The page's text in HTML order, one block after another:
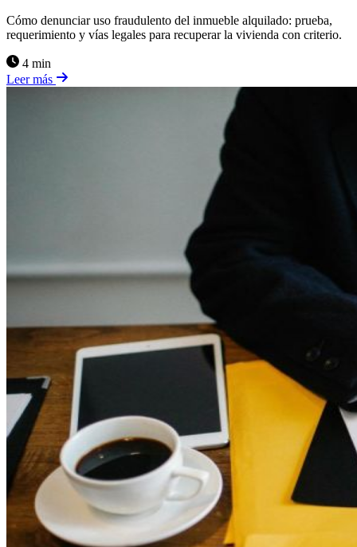
Cómo denunciar uso fraudulento del inmueble alquilado: prueba,
requerimiento y vías legales para recuperar la vivienda con criterio.
4 min
Leer más